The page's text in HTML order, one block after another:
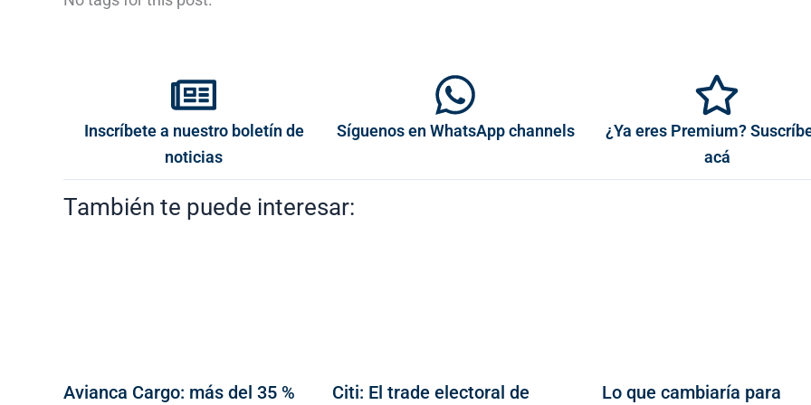
Inscríbete a nuestro boletín de
noticias
Síguenos en WhatsApp channels
¿Ya eres Premium?
acá
También te puede interesar:
Avianca Cargo: más del 35 % Citi: El trade electoral de Lo que cambiaría para